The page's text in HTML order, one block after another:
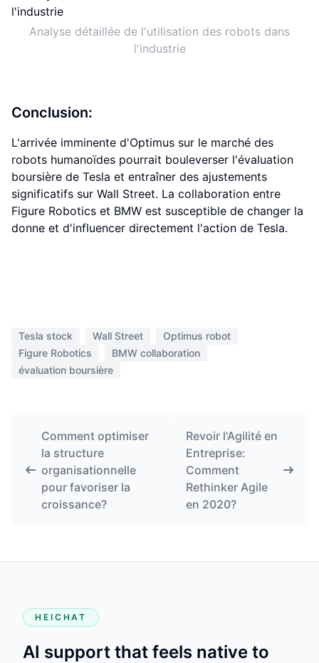
Analyse détaillée de l'utilisation des robots dans
l'industrie
Conclusion:
L'arrivée imminente d'Optimus sur le marché des
robots humanoïdes pourrait bouleverser l'évaluation
boursière de Tesla et entraîner des ajustements
significatifs sur Wall Street. La collaboration entre
Figure Robotics et BMW est susceptible de changer la
donne et d'influencer directement l'action de Tesla.
Tesla stock Wall Street
Optimus robot
Figure Robotics
BMW collaboration
évaluation boursière
Comment optimiser
la structure
organisationnelle
pour favoriser la
croissance?
Revoir l'Agilité en
Entreprise:
Comment
Rethinker Agile
en 2020?
HEICHAT
AI support that feels native to